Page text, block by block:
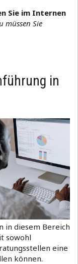
Sie im Internen
müssen Sie
in
in diesem Bereich
sowohl
eine
können.